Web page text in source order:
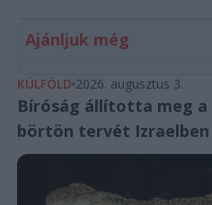
Ajánljuk még
KÜLFÖLD 2026. augusztus 3.
Bíróság állította meg
börtön tervét Izraelben